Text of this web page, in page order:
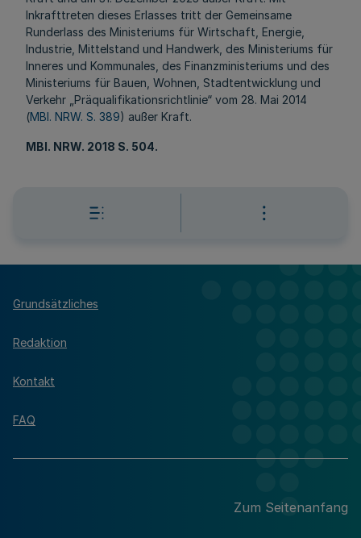
Inkrafttreten dieses Erlasses tritt der Gemeinsame
Runderlass des Ministeriums für Wirtschaft, Energie,
Industrie, Mittelstand und Handwerk, des Ministeriums für
Inneres und Kommunales, des Finanzministeriums und des
Ministeriums für Bauen, Wohnen, Stadtentwicklung und
Verkehr „Präqualifikationsrichtlinie“ vom 28. Mai 2014
(MBl. NRW. S. 389) außer Kraft.
MBl. NRW. 2018 S. 504.
Grundsätzliches
Redaktion
Kontakt
FAQ
Zum Seitenanfang